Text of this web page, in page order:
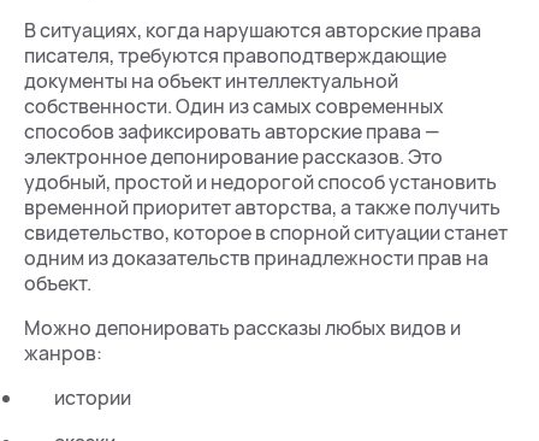
В ситуациях, когда нарушаются авторские права
писателя, требуются правоподтверждающие
документы на объект интеллектуальной
собственности. Один из самых современных
способов зафиксировать авторские права —
электронное депонирование рассказов. Это
удобный, простой и недорогой способ установить
временной приоритет авторства, а также получить
свидетельство, которое в спорной ситуации станет
одним из доказательств принадлежности прав на
объект.
Можно депонировать рассказы любых видов и
жанров:
истории